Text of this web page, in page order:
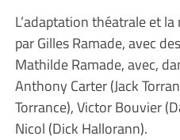
L’adaptation théatrale et
par Gilles Ramade, avec
Mathilde Ramade, avec,
Anthony Carter (Jack
Torrance), Victor Bouvier
Nicol (Dick Hallorann).